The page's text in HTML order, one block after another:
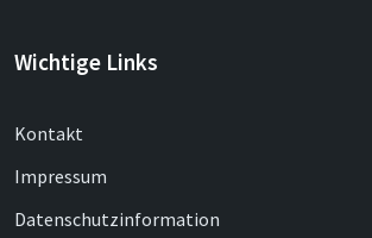
Wichtige Links
Kontakt
Impressum
Datenschutzinformation